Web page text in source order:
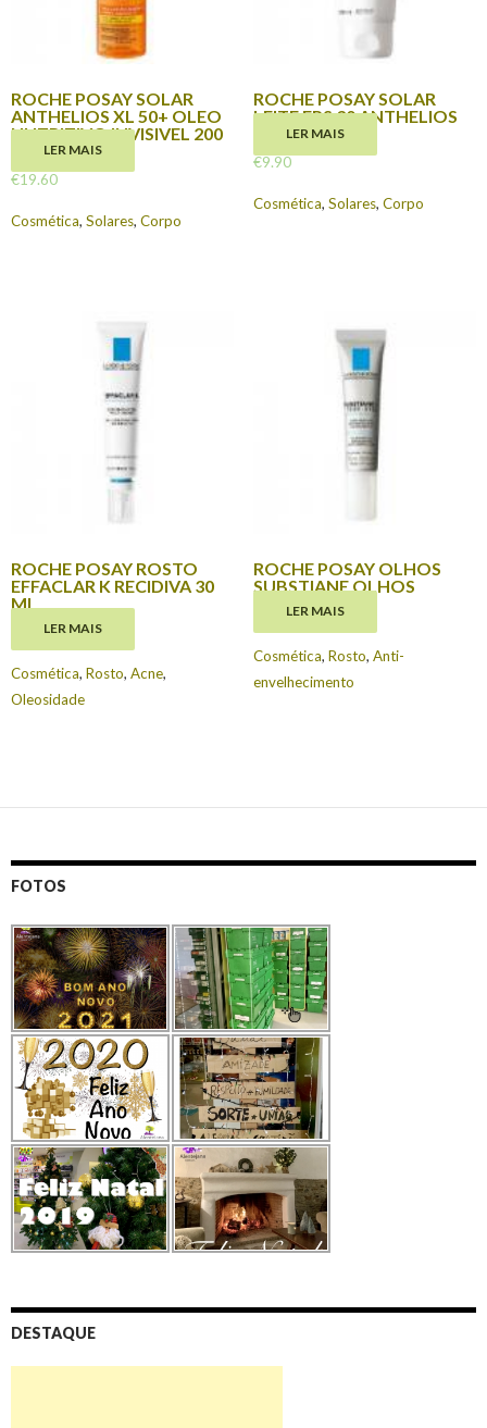
ROCHE POSAY SOLAR
ANTHELIOS XL 50+ OLEO
NUTRITIVO INVISIVEL 200
€19.60
LER MAIS
Cosmética, Solares, Corpo
ROCHE POSAY SOLAR
LEITE FPS 30 ANTHELIOS
100 ML
€9.90
LER MAIS
Cosmética, Solares, Corpo
ROCHE POSAY ROSTO
EFFACLAR K RECIDIVA 30
ML
15.30LER MAIS
Cosmética, Rosto, Acne,
Oleosidade
ROCHE POSAY OLHOS
SUBSTIANE OLHOS
20.95LER MAIS
Cosmética, Rosto, Anti-
envelhecimento
FOTOS
DESTAQUE